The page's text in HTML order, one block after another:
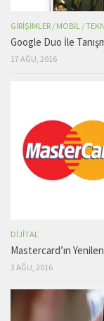
GIRIŞIMLER / MOBIL /
Google Duo İle
17 AĞU, 2016
DIJITAL
Mastercard’ın
3 AĞU, 2016